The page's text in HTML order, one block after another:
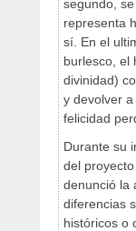
segundo,
representa
sí. En el
burlesco, el
divinidad)
y devolver
felicidad
Durante su
del proyecto
denunció la
diferencias
históricos o